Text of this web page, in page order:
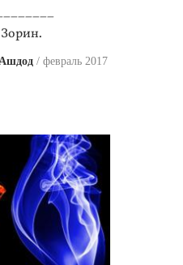
февраль 2017